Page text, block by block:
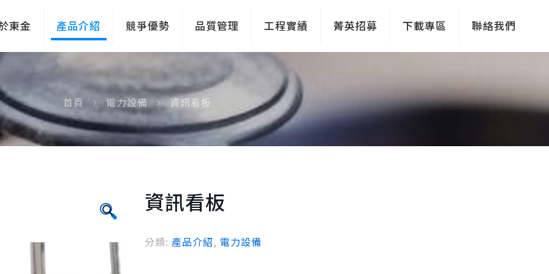
東金 產品介紹 競爭優勢 品質管理 工程實績 菁英招募 下載專區 聯絡我們
首頁 電力設備 資訊看板
🔍 資訊看板
分類: 產品介紹, 電力設備